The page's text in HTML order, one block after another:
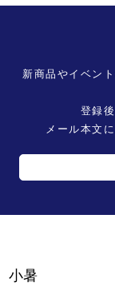
新商品やイベン
登録
メール本文
小暑